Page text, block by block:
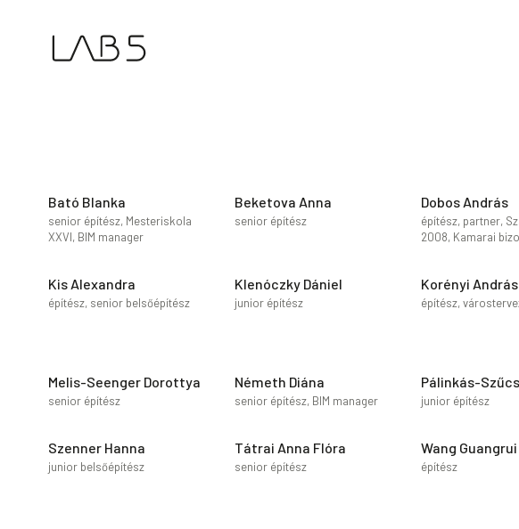
Bató Blanka
senior építész, Mesteriskola
XXVI, BIM manager
Beketova Anna
senior építész
Dobos András
építész, partner,
2008, Kamarai
Kis Alexandra
építész, senior belsőépítész
Klenóczky Dániel
junior építész
Korényi András
építész,
Melis-Seenger Dorottya
senior építész
Németh Diána
senior építész, BIM manager
Pálinkás-
junior építész
Szenner Hanna
junior belsőépítész
Tátrai Anna Flóra
senior építész
Wang Guangrui
építész